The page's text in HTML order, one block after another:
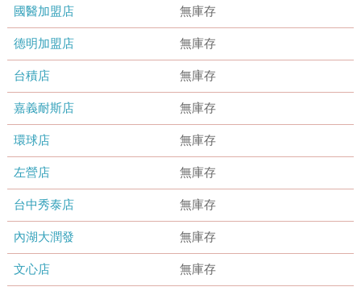
國醫加盟店 無庫存
德明加盟店 無庫存
台積店 無庫存
嘉義耐斯店 無庫存
環球店 無庫存
左營店 無庫存
台中秀泰店 無庫存
內湖大潤發 無庫存
文心店 無庫存